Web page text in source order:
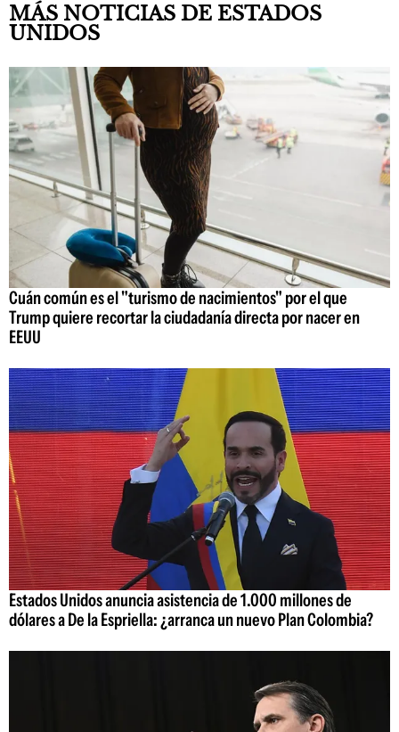
MÁS NOTICIAS DE ESTADOS
UNIDOS
Cuán común es el "turismo de nacimientos" por el que
Trump quiere recortar la ciudadanía directa por nacer en
EEUU
Estados Unidos anuncia asistencia de 1.000 millones de
dólares a De la Espriella: ¿arranca un nuevo Plan Colombia?